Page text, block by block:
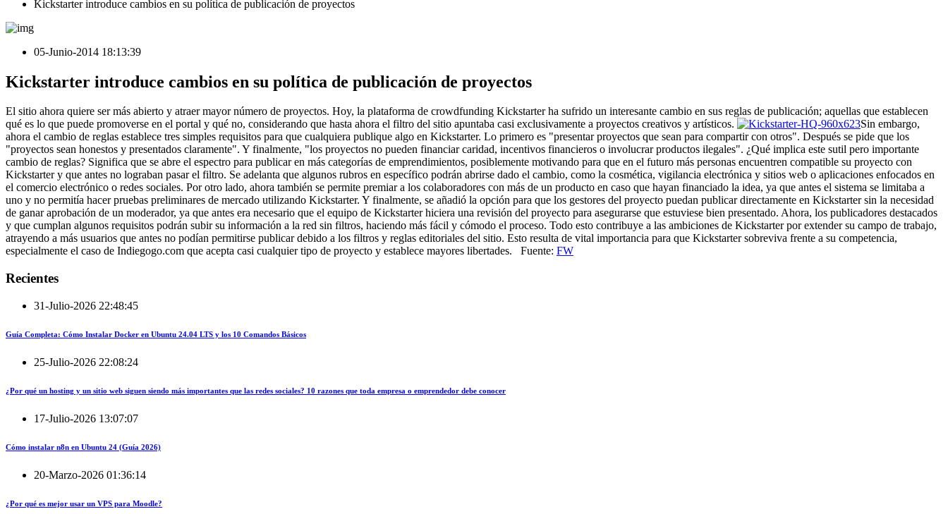
Kickstarter introduce cambios en su política de publicación de proyectos
05-Junio-2014 18:13:39
Kickstarter introduce cambios en su política de publicación de proyectos
El sitio ahora quiere ser más abierto y atraer mayor número de proyectos. Hoy, la plataforma de crowdfunding Kickstarter ha sufrido un interesante cambio en sus reglas de publicación; aquellas que establecen
qué es lo que puede promoverse en el portal y qué no, considerando que hasta ahora el filtro del sitio apuntaba casi exclusivamente a proyectos creativos y artísticos.
Sin embargo,
ahora el cambio de reglas establece tres simples requisitos para que cualquiera publique algo en Kickstarter. Lo primero es "presentar proyectos que sean para compartir con otros". Después se pide que los
"proyectos sean honestos y presentados claramente". Y finalmente, "los proyectos no pueden financiar caridad, incentivos financieros o involucrar productos ilegales". ¿Qué implica este sutil pero importante
cambio de reglas? Significa que se abre el espectro para publicar en más categorías de emprendimientos, posiblemente motivando para que en el futuro más personas encuentren compatible su proyecto con
Kickstarter y que antes no lograban pasar el filtro. Se adelanta que algunos rubros en específico podrán abrirse dado el cambio, como la cosmética, vigilancia electrónica y sitios web o aplicaciones enfocados en
el comercio electrónico o redes sociales. Por otro lado, ahora también se permite premiar a los colaboradores con más de un producto en caso que hayan financiado la idea, ya que antes el sistema se limitaba a
uno y no permitía hacer pruebas preliminares de mercado utilizando Kickstarter. Y finalmente, se añadió la opción para que los gestores del proyecto puedan publicar directamente en Kickstarter sin la necesidad
de ganar aprobación de un moderador, ya que antes era necesario que el equipo de Kickstarter hiciera una revisión del proyecto para asegurarse que estuviese bien presentado. Ahora, los publicadores destacados
y que cumplan algunos requisitos podrán subir su información a la red sin filtros, haciendo más fácil y cómodo el proceso. Todo esto contribuye a las ambiciones de Kickstarter por extender su campo de trabajo,
atrayendo a más usuarios que antes no podían permitirse publicar debido a los filtros y reglas editoriales del sitio. Esto resulta de vital importancia para que Kickstarter sobreviva frente a su competencia,
especialmente el caso de Indiegogo.com que acepta casi cualquier tipo de proyecto y establece mayores libertades. Fuente: FW
Recientes
31-Julio-2026 22:48:45
Guía Completa: Cómo Instalar Docker en Ubuntu 24.04 LTS y los 10 Comandos Básicos
25-Julio-2026 22:08:24
¿Por qué un hosting y un sitio web siguen siendo más importantes que las redes sociales? 10 razones que toda empresa o emprendedor debe conocer
17-Julio-2026 13:07:07
Cómo instalar n8n en Ubuntu 24 (Guía 2026)
20-Marzo-2026 01:36:14
¿Por qué es mejor usar un VPS para Moodle?